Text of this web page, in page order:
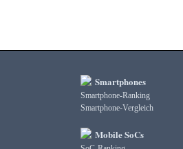
3DMark Wild Life Unlimited Smartphones
Smartphone-Ranking
Smartphone-Vergleich
Mobile SoCs